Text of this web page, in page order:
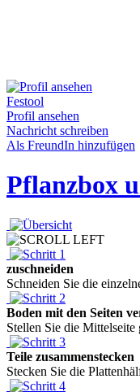
Festool
Profil ansehen
Nachricht schreiben
Als FreundIn hinzufügen
Pflanzbox
zuschneiden
Schneiden Sie die
Boden mit den Seiten
Stellen Sie die
Teile zusammenstecken
Stecken Sie die